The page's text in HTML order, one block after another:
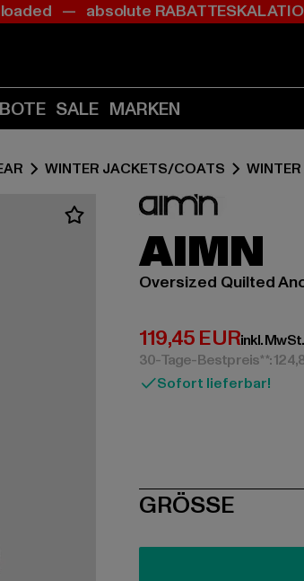
Zum
(Enter
drücken)
Zum
(Enter
drücken)
— absolute
SALE MARKEN
WINTER JACKETS/COATS
AIMN
Oversized Quilted
119,45 EUR
Derzeitiger Preis:
inkl. MwSt.
30-Tage-Bestpreis**:
Sofort lieferbar!
SIZE
GRÖSSE